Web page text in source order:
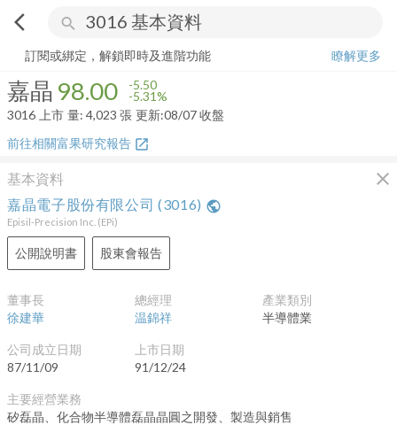
arrow_back_ios search
嘉晶 98.00-5.31%
訂閱或綁定，解鎖即時及進階功能
瞭解更多
嘉晶 98.00 -5.50
-5.31%
3016 上市 量: 4,023 張 更新:08/07 收盤
前往相關富果研究報告 open_in_new
基本資料 close
嘉晶電子股份有限公司 (3016) public
Episil-Precision Inc. (EPi)
公開說明書 股東會報告
董事長
徐建華
總經理
温錦祥
產業類別
半導體業
公司成立日期
87/11/09
上市日期
91/12/24
主要經營業務
矽磊晶、化合物半導體磊晶晶圓之開發、製造與銷售